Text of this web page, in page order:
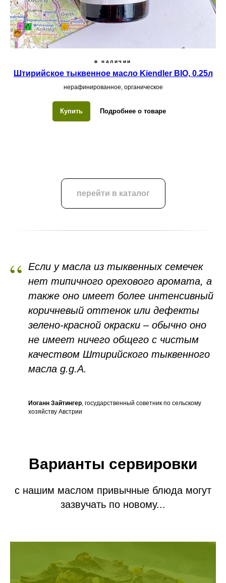
в наличии
Штирийское тыквенное масло Kiendler BIO, 0.25л
нерафинированное, органическое
Купить Подробнее о товаре
перейти в каталог
“ Если у масла из тыквенных семечек
нет типичного орехового аромата, а
также оно имеет более интенсивный
коричневый оттенок или дефекты
зелено-красной окраски – обычно оно
не имеет ничего общего с чистым
качеством Штирийского тыквенного
масла g.g.A.
Иоганн Зайтингер , государственный советник по сельскому
хозяйству Австрии
Варианты сервировки
с нашим маслом привычные блюда могут
зазвучать по новому...